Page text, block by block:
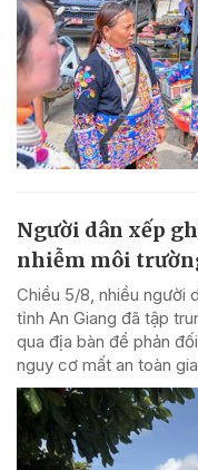
Người dân xếp
nhiễm môi
Chiều 5/8, nhiều người
tỉnh An Giang đã tập
qua địa bàn để phản
nguy cơ mất an toàn